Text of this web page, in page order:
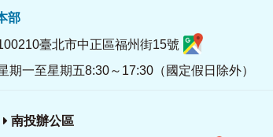
部
臺北市中正區福州街15號
期一至星期五8:30～17:30（國定假日除外）
南投辦公區